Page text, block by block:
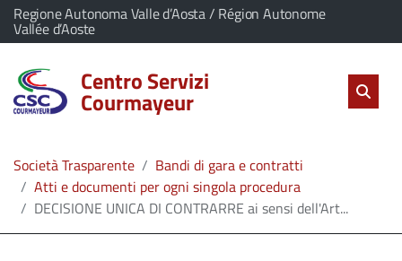
vai al contenuto
vai al menu principale
Home
Servizi
L'Amministrazione
Linea
diretta
Il comune di Centro Servizi Courmayeur appartiene a:
Regione Autonoma Valle d’Aosta / Région Autonome
Vallée d’Aoste(Apre il link in una nuova scheda)
Centro Servizi
Courmayeur
salta
Società Trasparente
Bandi di gara e contratti
Atti e documenti per ogni singola procedura
DECISIONE UNICA DI CONTRARRE ai sensi dell'Art...